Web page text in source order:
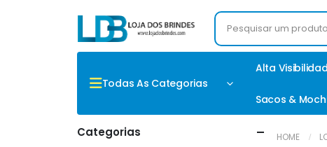
Todas As Categorias
Alta
Sacos &
HOME
Categorias